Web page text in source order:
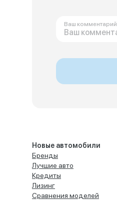
Ваш комментарий
Новые автомобили
Бренды
Лучшие авто
Кредиты
Лизинг
Сравнения моделей